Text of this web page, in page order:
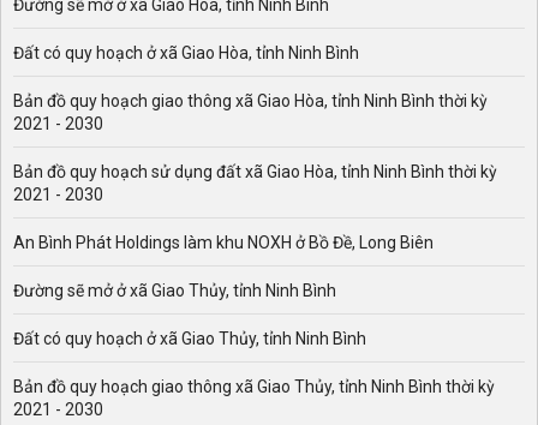
Đường sẽ mở ở xã Giao Hòa, tỉnh Ninh Bình
Đất có quy hoạch ở xã Giao Hòa, tỉnh Ninh Bình
Bản đồ quy hoạch giao thông xã Giao Hòa, tỉnh Ninh Bình thời kỳ
2021 - 2030
Bản đồ quy hoạch sử dụng đất xã Giao Hòa, tỉnh Ninh Bình thời kỳ
2021 - 2030
An Bình Phát Holdings làm khu NOXH ở Bồ Đề, Long Biên
Đường sẽ mở ở xã Giao Thủy, tỉnh Ninh Bình
Đất có quy hoạch ở xã Giao Thủy, tỉnh Ninh Bình
Bản đồ quy hoạch giao thông xã Giao Thủy, tỉnh Ninh Bình thời kỳ
2021 - 2030